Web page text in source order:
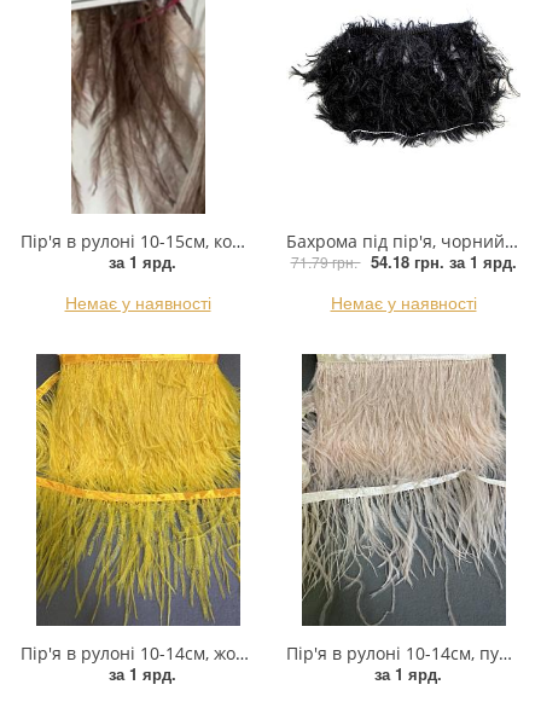
Прикраси
Фіксатори, наконечники
Хольнітен
Ланцюги метал
Шнурки Гумові
Пакетна етикетка
Шнур
Пір'я в рулоні 10-15см, коричневий, ярд
за 1 ярд.
Немає у наявності
Бахрома під пір'я, чорний, ярд
71.79 грн. 54.18 грн. за 1 ярд.
Немає у наявності
Пір'я в рулоні 10-14см, жовтий, ярд
за 1 ярд.
Пір'я в рулоні 10-14см, пудра, ярд
за 1 ярд.